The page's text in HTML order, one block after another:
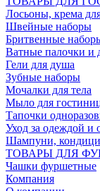
Лосьоны, крема
Швейные наборы
Бритвенные
Ватные палочки и
Гели для душа
Зубные наборы
Мочалки для тела
Мыло для
Тапочки
Уход за одеждой и
Шампуни,
ТОВАРЫ ДЛЯ
Чашки фуршетные
Компания